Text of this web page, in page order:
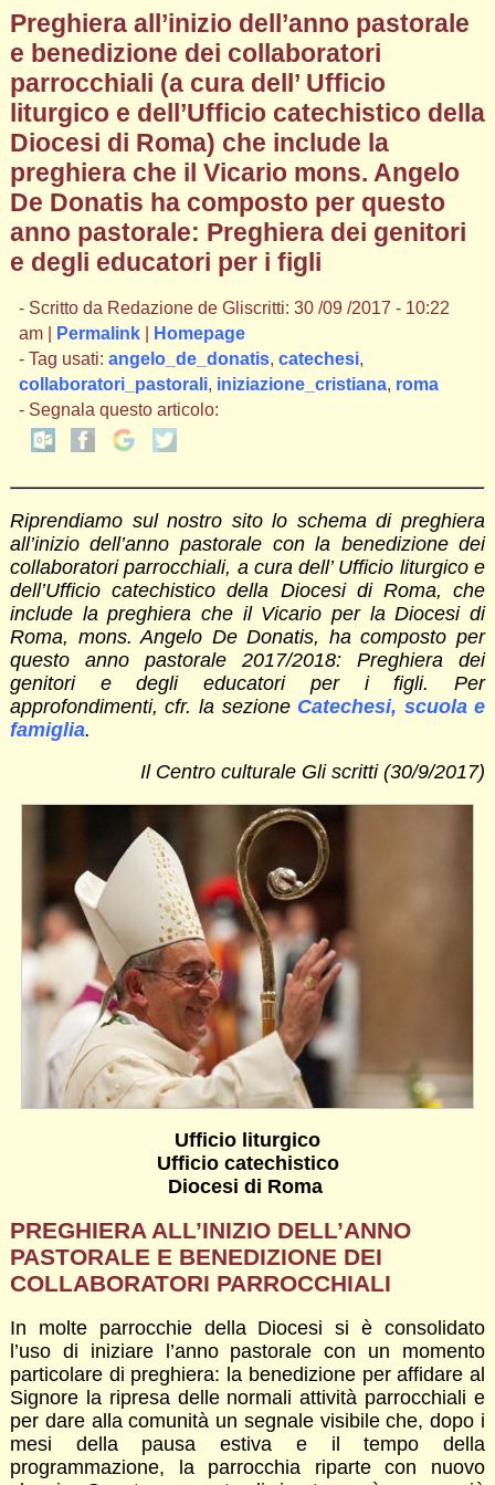
Preghiera all’inizio dell’anno pastorale
e benedizione dei collaboratori
parrocchiali (a cura dell’ Ufficio
liturgico e dell’Ufficio catechistico della
Diocesi di Roma) che include la
preghiera che il Vicario mons. Angelo
De Donatis ha composto per questo
anno pastorale: Preghiera dei genitori
e degli educatori per i figli
- Scritto da Redazione de Gliscritti: 30 /09 /2017 - 10:22
am |
Permalink|
Homepage
- Tag usati: angelo_de_donatis, catechesi,
collaboratori_pastorali, iniziazione_cristiana, roma
- Segnala questo articolo:
Riprendiamo sul nostro sito lo schema di preghiera
all’inizio dell’anno pastorale con la benedizione dei
collaboratori parrocchiali, a cura dell’ Ufficio liturgico e
dell’Ufficio catechistico della Diocesi di Roma, che
include la preghiera che il Vicario per la Diocesi di
Roma, mons. Angelo De Donatis, ha composto per
questo anno pastorale 2017/2018: Preghiera dei
genitori e degli educatori per i figli. Per
approfondimenti, cfr. la sezione Catechesi, scuola e
famiglia.
Il Centro culturale Gli scritti (30/9/2017)
Ufficio liturgico
Ufficio catechistico
Diocesi di Roma
PREGHIERA ALL’INIZIO DELL’ANNO
PASTORALE E BENEDIZIONE DEI
COLLABORATORI PARROCCHIALI
In molte parrocchie della Diocesi si è consolidato
l’uso di iniziare l’anno pastorale con un momento
particolare di preghiera: la benedizione per affidare al
Signore la ripresa delle normali attività parrocchiali e
per dare alla comunità un segnale visibile che, dopo i
mesi della pausa estiva e il tempo della
programmazione, la parrocchia riparte con nuovo